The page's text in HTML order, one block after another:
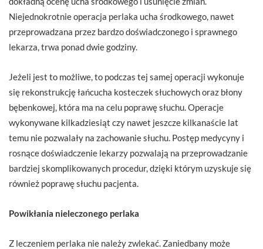
Niejednokrotnie operacja perlaka ucha środkowego, nawet
przeprowadzana przez bardzo doświadczonego i sprawnego
lekarza, trwa ponad dwie godziny.
Jeżeli jest to możliwe, to podczas tej samej operacji wykonuje
się rekonstrukcję łańcucha kosteczek słuchowych oraz błony
bębenkowej, która ma na celu poprawę słuchu. Operacje
wykonywane kilkadziesiąt czy nawet jeszcze kilkanaście lat
temu nie pozwalały na zachowanie słuchu. Postęp medycyny i
rosnące doświadczenie lekarzy pozwalają na przeprowadzanie
bardziej skomplikowanych procedur, dzięki którym uzyskuje się
również poprawę słuchu pacjenta.
Powikłania nieleczonego perlaka
Z leczeniem perlaka nie należy zwlekać. Zaniedbany może